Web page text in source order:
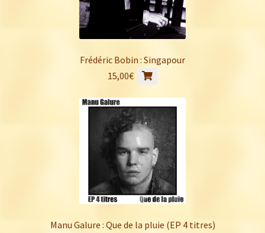
Frédéric Bobin : Singapour
15,00€
Manu Galure : Que de la pluie (EP 4 titres)